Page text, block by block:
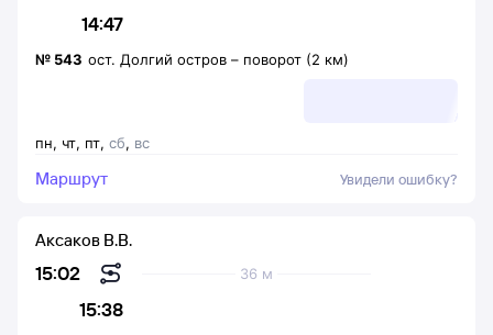
14:47
пн, чт, пт, сб, вс
№ 543 ост. Долгий остров – поворот (2 км)
Маршрут Увидели ошибку?
15:02
15:38
36 м
Аксаков В.В.